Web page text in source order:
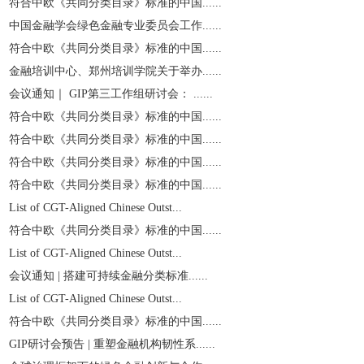
符合中欧《共同分类目录》标准的中国......
中国金融学会绿色金融专业委员会工作......
符合中欧《共同分类目录》标准的中国......
金融培训中心、郑州培训学院关于举办......
会议通知｜ GIP第三工作组研讨会： ......
符合中欧《共同分类目录》标准的中国......
符合中欧《共同分类目录》标准的中国......
符合中欧《共同分类目录》标准的中国......
符合中欧《共同分类目录》标准的中国......
List of CGT-Aligned Chinese Outst...
符合中欧《共同分类目录》标准的中国......
List of CGT-Aligned Chinese Outst...
会议通知 | 搭建可持续金融分类标准......
List of CGT-Aligned Chinese Outst...
符合中欧《共同分类目录》标准的中国......
GIP研讨会预告 | 重塑金融机构韧性系......